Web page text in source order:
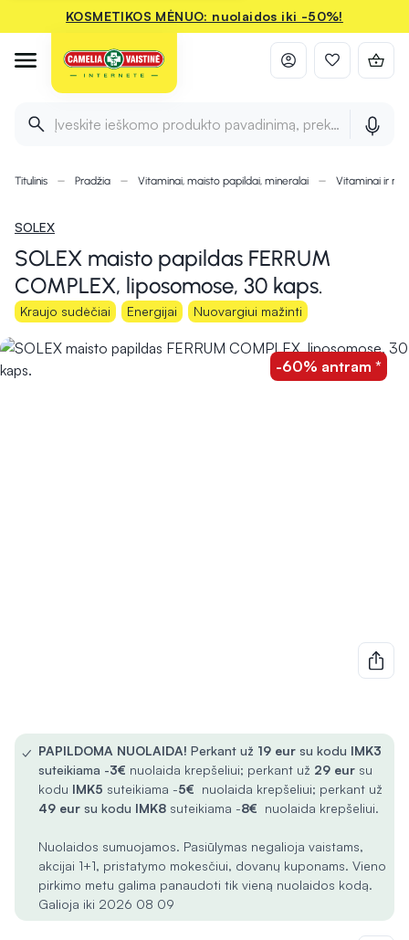
KOSMETIKOS MĖNUO: nuolaidos iki -50%!
Įveskite ieškomo produkto pavadinimą, prekės ženklą ir
Titulinis Pradžia Vitaminai, maisto papildai, mineralai Vitaminai ir
SOLEX
SOLEX maisto papildas FERRUM
COMPLEX, liposomose, 30 kaps.
Kraujo sudėčiai Energijai Nuovargiui mažinti
-60% antram *
✓ PAPILDOMA NUOLAIDA! Perkant už 19 eur su kodu IMK3
suteikiama -3€ nuolaida krepšeliui; perkant už 29 eur su
kodu IMK5 suteikiama -5€ nuolaida krepšeliui; perkant už
49 eur su kodu IMK8 suteikiama -8€ nuolaida krepšeliui.
Nuolaidos sumuojamos. Pasiūlymas negalioja vaistams,
akcijai 1+1, pristatymo mokesčiui, dovanų kuponams. Vieno
pirkimo metu galima panaudoti tik vieną nuolaidos kodą.
Galioja iki 2026 08 09